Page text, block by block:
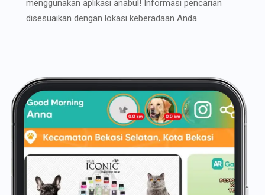
menggunakan aplikasi anabul! Informasi pencarian
disesuaikan dengan lokasi keberadaan Anda.